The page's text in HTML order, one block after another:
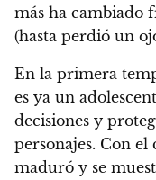
más ha cambiado
(hasta perdió un
En la primera
es ya un
decisiones y
personajes. Con el
maduró y se